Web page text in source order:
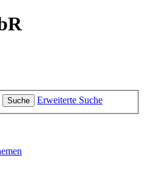
Suche Erweiterte Suche